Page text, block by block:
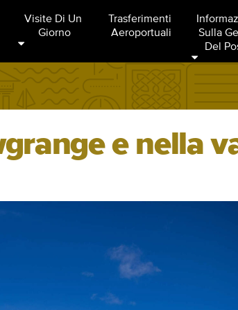
Visite Di Un
Giorno
Trasferimenti
Aeroportuali
Sulla
Del
e nella